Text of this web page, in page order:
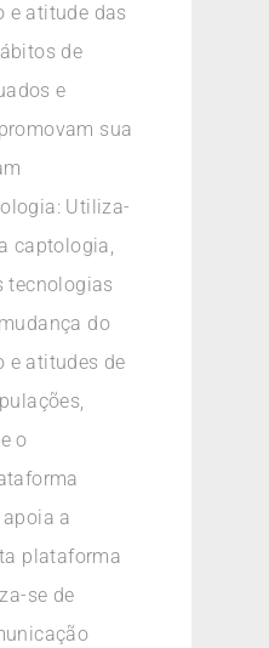
e atitude das
de
e
sua
Utiliza-
captologia,
tecnologias
do
e atitudes de
o
a
plataforma
se de